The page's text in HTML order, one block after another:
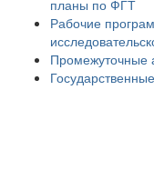
планы по ФГТ
Рабочие
Промежуточные